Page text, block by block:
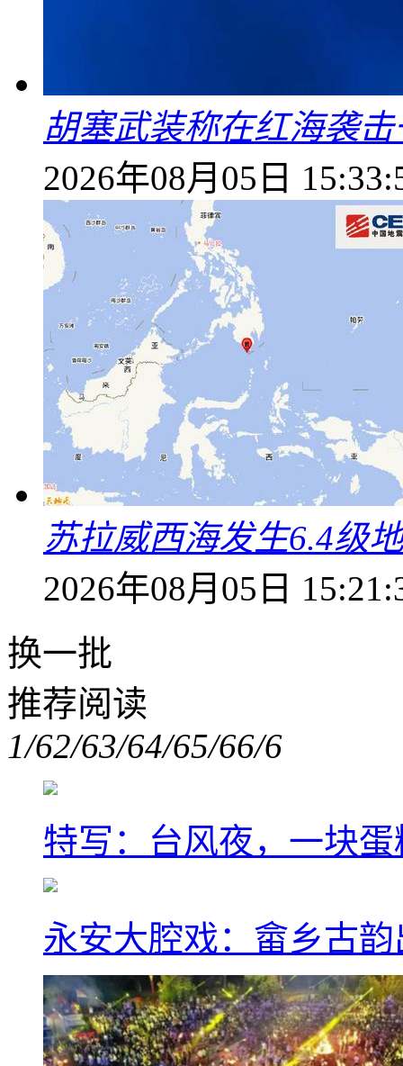
胡塞武装称在红海袭
2026年08月05日
苏拉威西海发生6.4级
2026年08月05日
换一批
推荐阅读
1/62/63/64/65/66/6
特写：台风夜，一块
永安大腔戏：畲乡古